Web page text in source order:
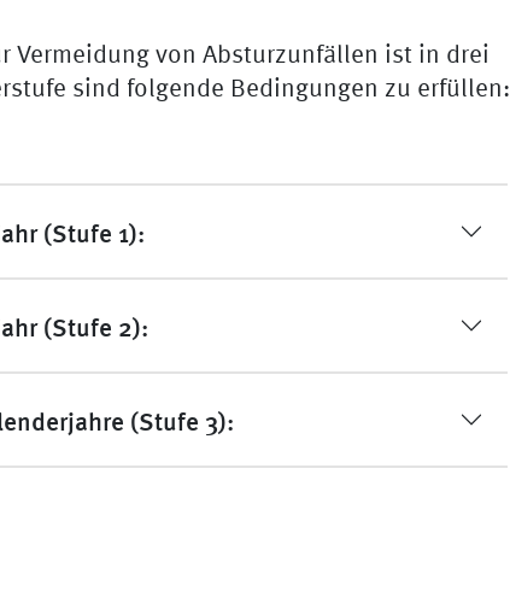
Vermeidung von Absturzunfällen ist in drei
sind folgende Bedingungen zu erfüllen:
(Stufe 1):
(Stufe 2):
(Stufe 3):